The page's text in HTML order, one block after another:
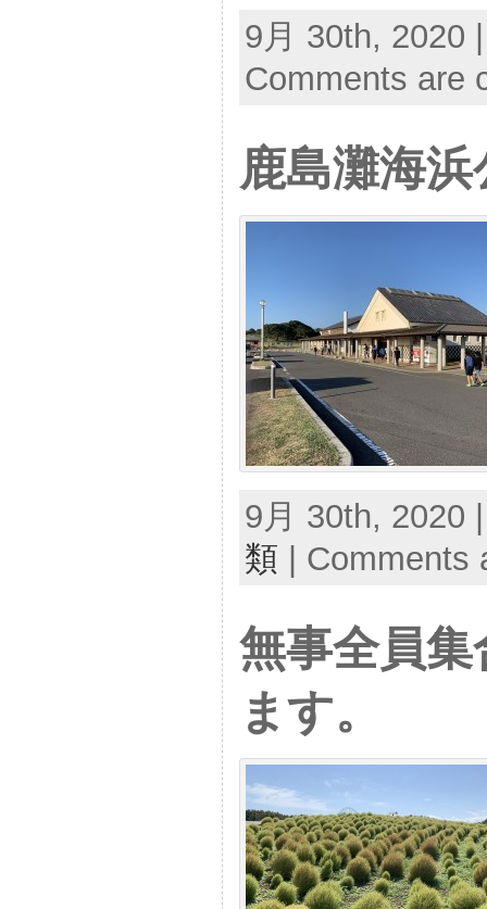
9月 30th, 2020
Comments are
鹿島灘海
9月 30th, 2020
類
Comments
無事全員
ます。